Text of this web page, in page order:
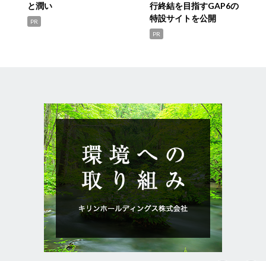
と潤い
PR
行終結を目指すGAP6の
特設サイトを公開
PR